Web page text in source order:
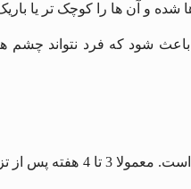
شده و آن ‌ها را کوچک ‌تر یا
شود که فرد نتواند چشم
است. معمولا 3 تا 4